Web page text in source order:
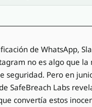
de WhatsApp,
no es algo que la
seguridad. Pero en
SafeBreach Labs
convertía estos